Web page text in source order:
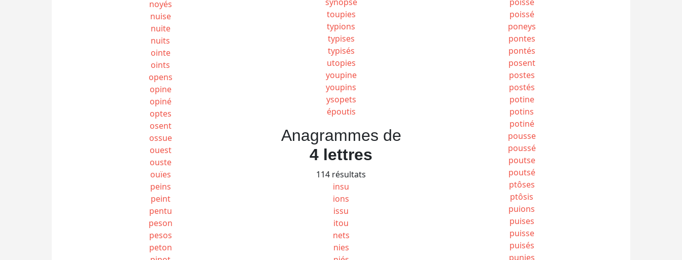
toupies
typions
typises
typisés
utopies
youpine
youpins
ysopets
époutis
poissé
poneys
pontes
pontés
posent
postes
postés
potine
potins
potiné
pousse
poussé
poutse
poutsé
ptôses
ptôsis
puions
puises
puisse
puisés
punies
noyés
nuise
nuite
nuits
ointe
oints
opens
opine
opiné
optes
osent
ossue
ouest
ouste
ouïes
peins
peint
pentu
peson
pesos
peton
Anagrammes de
4 lettres
114 résultats
insu
ions
issu
itou
nets
nies